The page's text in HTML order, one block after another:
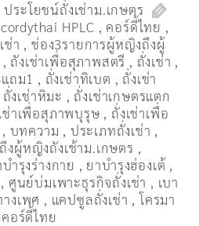
ประโยชน์ถั่งเช่าม.เกษตร
HPLC , คอร์ดี้ไทย ,
ช่า ,ช่อง3รายการผู้หญิงถึงผู้
, ถังเช่าเพื่อสุภาพสตรี , ถั่งเช่า ,
ถม1 , ถั่งเช่าทิเบต , ถั่งเช่า
ถั่งเช่าหิมะ , ถั่งเช่าเกษตรแตก
ช่าเพื่อสุภาพบุรุษ , ถั่งเช่าเพื่อ
, บทความ , ประเภทถั่งเช่า ,
งผู้หญิงถังเช้าม.เกษตร ,
ำรุงร่างกาย , ยาบำรุงฮ่องเต้ ,
, ศูนย์บ่มเพาะธุรกิจถั่งเช่า , เบา
งเพศ , แคปซูลถั่งเช่า ,โครมา
อร์ดี้ไทย